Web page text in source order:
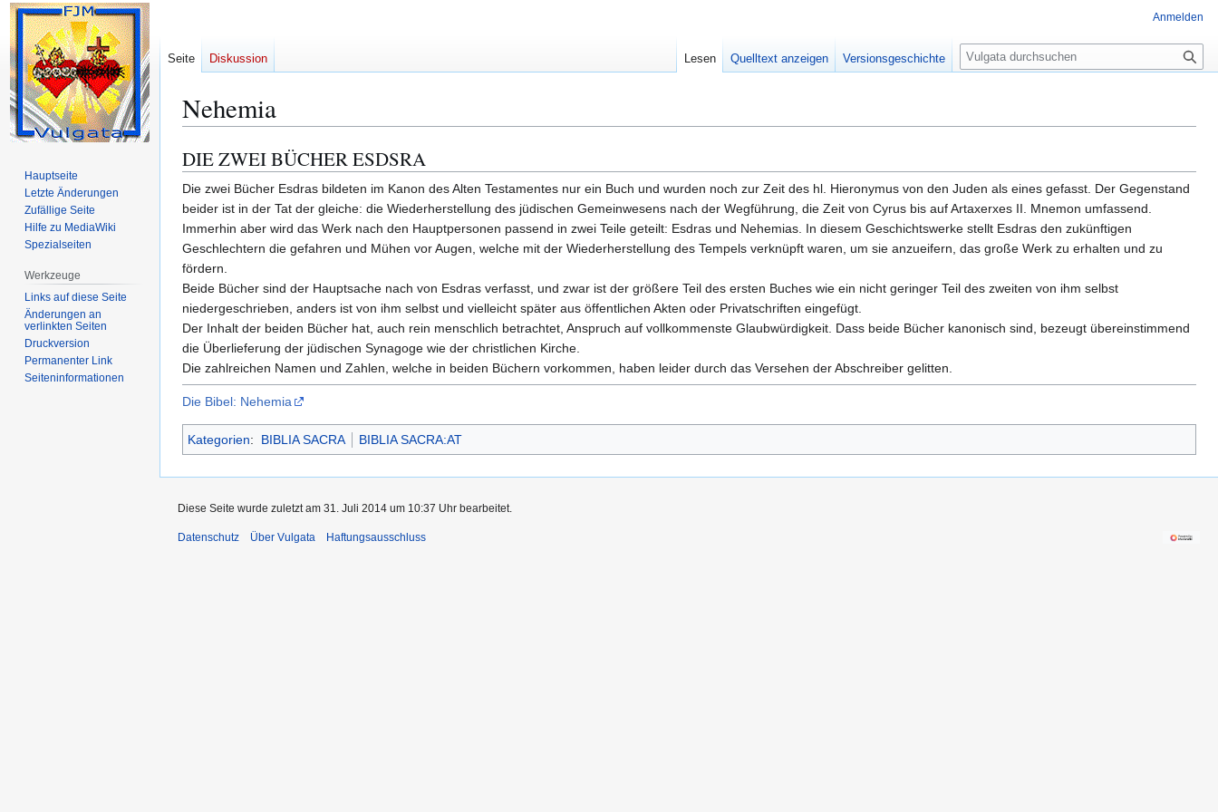
Nehemia
Zur
Navigation
springen
Zur
Suche
springen
DIE ZWEI BÜCHER ESDSRA
Die zwei Bücher Esdras bildeten im Kanon des Alten Testamentes nur ein Buch und wurden noch zur Zeit des hl. Hieronymus von den Juden als eines gefasst. Der Gegenstand
beider ist in der Tat der gleiche: die Wiederherstellung des jüdischen Gemeinwesens nach der Wegführung, die Zeit von Cyrus bis auf Artaxerxes II. Mnemon umfassend.
Immerhin aber wird das Werk nach den Hauptpersonen passend in zwei Teile geteilt: Esdras und Nehemias. In diesem Geschichtswerke stellt Esdras den zukünftigen
Geschlechtern die gefahren und Mühen vor Augen, welche mit der Wiederherstellung des Tempels verknüpft waren, um sie anzueifern, das große Werk zu erhalten und zu
fördern.
Beide Bücher sind der Hauptsache nach von Esdras verfasst, und zwar ist der größere Teil des ersten Buches wie ein nicht geringer Teil des zweiten von ihm selbst
niedergeschrieben, anders ist von ihm selbst und vielleicht später aus öffentlichen Akten oder Privatschriften eingefügt.
Der Inhalt der beiden Bücher hat, auch rein menschlich betrachtet, Anspruch auf vollkommenste Glaubwürdigkeit. Dass beide Bücher kanonisch sind, bezeugt übereinstimmend
die Überlieferung der jüdischen Synagoge wie der christlichen Kirche.
Die zahlreichen Namen und Zahlen, welche in beiden Büchern vorkommen, haben leider durch das Versehen der Abschreiber gelitten.
Die Bibel: Nehemia
Kategorien: BIBLIA SACRA BIBLIA SACRA:AT
Anmelden
Seite Diskussion Lesen Quelltext anzeigen Versionsgeschichte
S
u
e
Hauptseite
Letzte Änderungen
Zufällige Seite
Hilfe zu MediaWiki
Spezialseiten
Werkzeuge
Links auf diese Seite
Änderungen an
verlinkten Seiten
Druckversion
Permanenter Link
Seiten­­informationen
Diese Seite wurde zuletzt am 31. Juli 2014 um 10:37 Uhr bearbeitet.
Datenschutz Über Vulgata Haftungsausschluss